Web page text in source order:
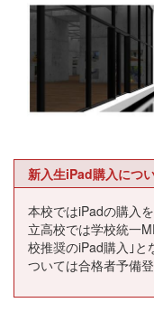
新入生iPad購入につ
本校ではiPadの購入
立高校では学校統一
校推奨のiPad購入｣と
ついては合格者予備